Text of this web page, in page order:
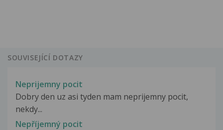
SOUVISEJÍCÍ DOTAZY
Neprijemny pocit
Dobry den uz asi tyden mam neprijemny pocit,
nekdy...
Nepříjemný pocit